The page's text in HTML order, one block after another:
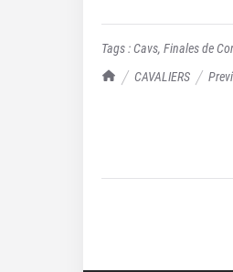
TrashTalk Actu NBA
CAVALIERS
Tags :Cavs, Finales de